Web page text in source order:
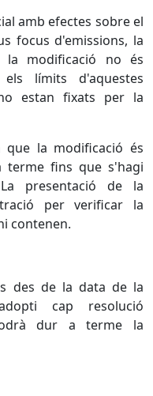
amb efectes sobre el
focus d'emissions, la
la modificació no és
límits d'aquestes
estan fixats per la
que la modificació és
terme fins que s'hagi
presentació de la
per verificar la
contenen.
des de la data de la
cap resolució
dur a terme la